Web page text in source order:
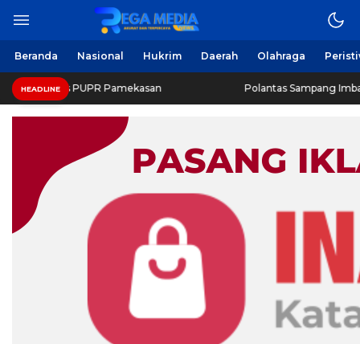
Beranda Nasional Hukrim Daerah Olahraga
HEADLINE
PUPR Pamekasan Polantas Sampang Imbau Latihan